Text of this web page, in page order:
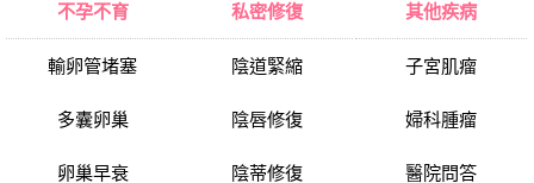
不孕不育
輸卵管堵塞
多囊卵巢
卵巢早衰
私密修復
陰道緊縮
陰唇修復
陰蒂修復
其他疾病
子宮肌瘤
婦科腫瘤
醫院問答